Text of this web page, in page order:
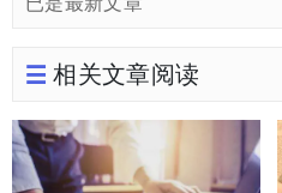
相关文章阅读